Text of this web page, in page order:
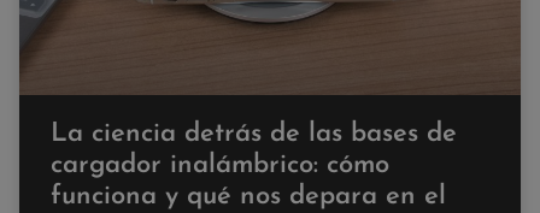
La ciencia detrás de las bases de
cargador inalámbrico: cómo
funciona y qué nos depara en el